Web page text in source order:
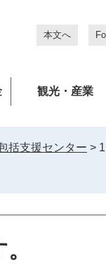
本文へ
観光・産業
括支援センター >